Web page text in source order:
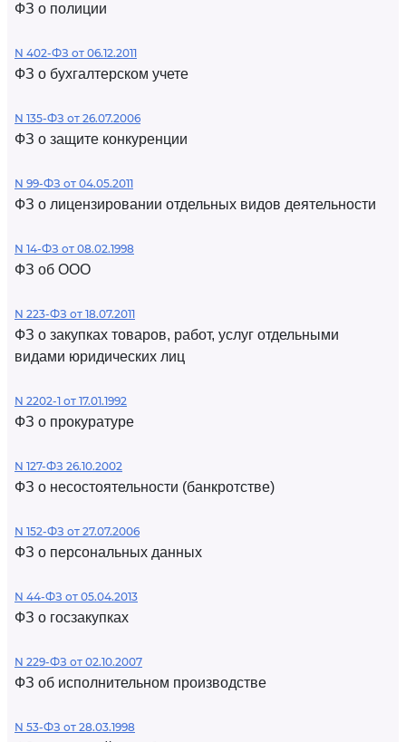
ФЗ о полиции
N 402-ФЗ от 06.12.2011
ФЗ о бухгалтерском учете
N 135-ФЗ от 26.07.2006
ФЗ о защите конкуренции
N 99-ФЗ от 04.05.2011
ФЗ о лицензировании отдельных видов деятельности
N 14-ФЗ от 08.02.1998
ФЗ об ООО
N 223-ФЗ от 18.07.2011
ФЗ о закупках товаров, работ, услуг отдельными
видами юридических лиц
N 2202-1 от 17.01.1992
ФЗ о прокуратуре
N 127-ФЗ 26.10.2002
ФЗ о несостоятельности (банкротстве)
N 152-ФЗ от 27.07.2006
ФЗ о персональных данных
N 44-ФЗ от 05.04.2013
ФЗ о госзакупках
N 229-ФЗ от 02.10.2007
ФЗ об исполнительном производстве
N 53-ФЗ от 28.03.1998